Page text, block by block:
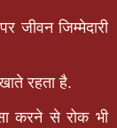
जिम्मेदारी
रहता है.
करने से रोक भी